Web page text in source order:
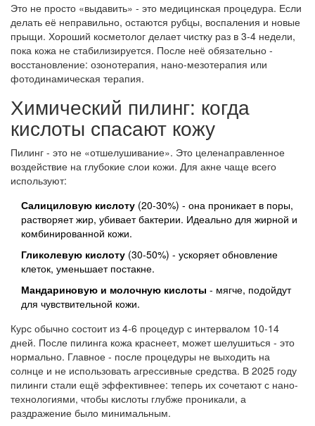
Это не просто «выдавить» - это медицинская процедура. Если
делать её неправильно, остаются рубцы, воспаления и новые
прыщи. Хороший косметолог делает чистку раз в 3-4 недели,
пока кожа не стабилизируется. После неё обязательно -
восстановление: озонотерапия, нано-мезотерапия или
фотодинамическая терапия.
Химический пилинг: когда
кислоты спасают кожу
Пилинг - это не «отшелушивание». Это целенаправленное
воздействие на глубокие слои кожи. Для акне чаще всего
используют:
Салициловую кислоту (20-30%) - она проникает в поры,
растворяет жир, убивает бактерии. Идеально для жирной и
комбинированной кожи.
Гликолевую кислоту (30-50%) - ускоряет обновление
клеток, уменьшает постакне.
Мандариновую и молочную кислоты - мягче, подойдут
для чувствительной кожи.
Курс обычно состоит из 4-6 процедур с интервалом 10-14
дней. После пилинга кожа краснеет, может шелушиться - это
нормально. Главное - после процедуры не выходить на
солнце и не использовать агрессивные средства. В 2025 году
пилинги стали ещё эффективнее: теперь их сочетают с нано-
технологиями, чтобы кислоты глубже проникали, а
раздражение было минимальным.